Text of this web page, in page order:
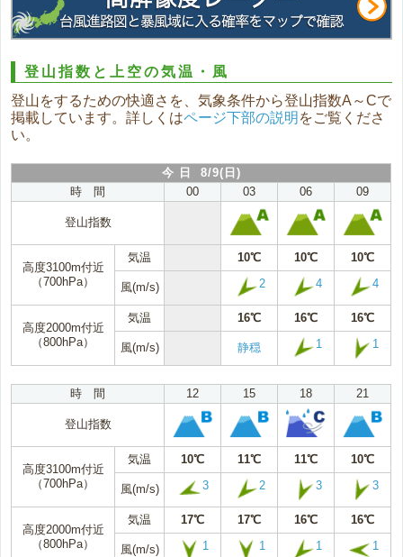
登山指数と上空の気温・風
登山をするための快適さを、気象条件から登山指数A～Cで
掲載しています。詳しくはページ下部の説明 をご覧くださ
い。
今 日 8/9(日)
時 間
00 03 06 09
登山指数
高度3100m付近
（700hPa）
気温 10℃ 10℃ 10℃
風(m/s) 2 4 4
高度2000m付近
（800hPa）
気温 16℃ 16℃ 16℃
風(m/s) 静穏 1 1
時 間 12 15 18 21
登山指数
高度3100m付近
（700hPa）
気温 10℃ 11℃ 11℃ 10℃
風(m/s) 3 2 3 3
高度2000m付近
（800hPa）
気温 17℃ 17℃ 16℃ 16℃
風(m/s) 1 1 1 1